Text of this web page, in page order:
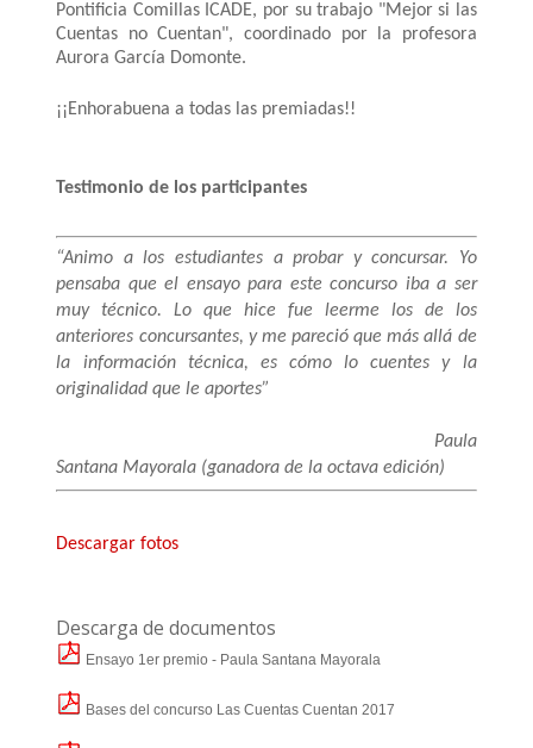
Pontificia Comillas ICADE, por su trabajo "Mejor si las
Cuentas no Cuentan", coordinado por la profesora
Aurora García Domonte.
¡¡Enhorabuena a todas las premiadas!!
Testimonio de los participantes
“Animo a los estudiantes a probar y concursar. Yo
pensaba que el ensayo para este concurso iba a ser
muy técnico. Lo que hice fue leerme los de los
anteriores concursantes, y me pareció que más allá de
la información técnica, es cómo lo cuentes y la
originalidad que le aportes”
Paula
Santana Mayorala (ganadora de la octava edición)
Descargar fotos
Descarga de documentos
Ensayo 1er premio - Paula Santana Mayorala
Bases del concurso Las Cuentas Cuentan 2017